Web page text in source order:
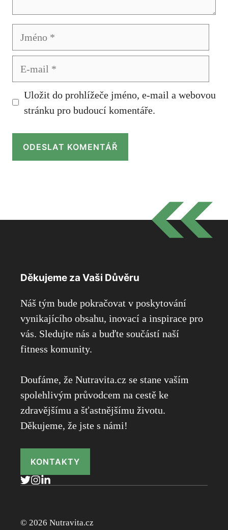
Jméno
Uložit do prohlížeče jméno, e-mail a webovou
stránku pro budoucí komentáře.
Děkujeme za Vaši Důvěru
Náš tým bude pokračovat v poskytování
vynikajícího obsahu, inovací a inspirace pro
vás. Sledujte nás a buďte součástí naší
fitness komunity.
Doufáme, že Nutravita.cz se stane vaším
spolehlivým průvodcem na cestě ke
zdravějšímu a šťastnějšímu životu.
Děkujeme, že jste s námi!
KONTAKTY
© 2026 Nutravita.cz